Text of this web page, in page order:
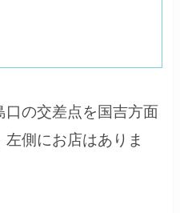
口の交差点を国吉方面
側にお店はありま